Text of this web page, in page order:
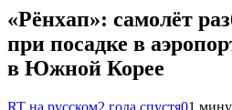
«Рёнхап»: самолёт
при посадке в
в Южной Корее
RT на русском2 года спустя01